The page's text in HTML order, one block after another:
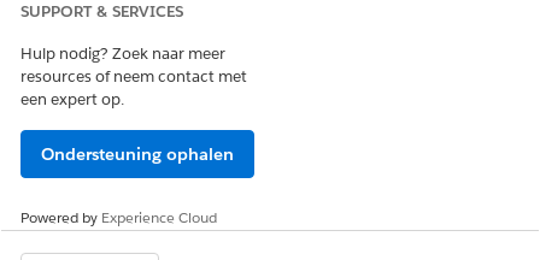
SUPPORT & SERVICES
Hulp nodig? Zoek naar meer
resources of neem contact met
een expert op.
Ondersteuning ophalen
Powered by Experience Cloud